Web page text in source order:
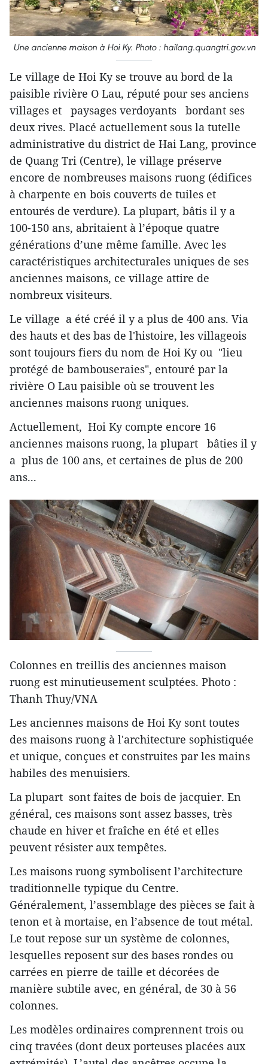
Une ancienne maison à Hoi Ky. Photo : hailang.quangtri.gov.vn
Le village de Hoi Ky se trouve au bord de la
paisible rivière O Lau, réputé pour ses anciens
villages et paysages verdoyants bordant ses
deux rives. Placé actuellement sous la tutelle
administrative du district de Hai Lang, province
de Quang Tri (Centre), le village préserve
encore de nombreuses maisons ruong (édifices
à charpente en bois couverts de tuiles et
entourés de verdure). La plupart, bâtis il y a
100-150 ans, abritaient à l’époque quatre
générations d’une même famille. Avec les
caractéristiques architecturales uniques de ses
anciennes maisons, ce village attire de
nombreux visiteurs.
Le village a été créé il y a plus de 400 ans. Via
des hauts et des bas de l'histoire, les villageois
sont toujours fiers du nom de Hoi Ky ou "lieu
protégé de bambouseraies", entouré par la
rivière O Lau paisible où se trouvent les
anciennes maisons ruong uniques.
Actuellement, Hoi Ky compte encore 16
anciennes maisons ruong, la plupart bâties il y
a plus de 100 ans, et certaines de plus de 200
ans...
Colonnes en treillis des anciennes maison
ruong est minutieusement sculptées. Photo :
Thanh Thuy/VNA
Les anciennes maisons de Hoi Ky sont toutes
des maisons ruong à l'architecture sophistiquée
et unique, conçues et construites par les mains
habiles des menuisiers.
La plupart sont faites de bois de jacquier. En
général, ces maisons sont assez basses, très
chaude en hiver et fraîche en été et elles
peuvent résister aux tempêtes.
Les maisons ruong symbolisent l’architecture
traditionnelle typique du Centre.
Généralement, l’assemblage des pièces se fait à
tenon et à mortaise, en l’absence de tout métal.
Le tout repose sur un système de colonnes,
lesquelles reposent sur des bases rondes ou
carrées en pierre de taille et décorées de
manière subtile avec, en général, de 30 à 56
colonnes.
Les modèles ordinaires comprennent trois ou
cinq travées (dont deux porteuses placées aux